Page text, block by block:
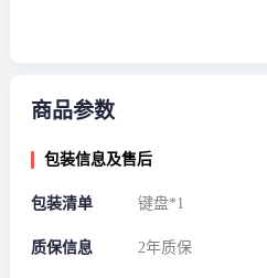
商品参数
包装信息及售后
包装清单 键盘*1
质保信息 2年质保